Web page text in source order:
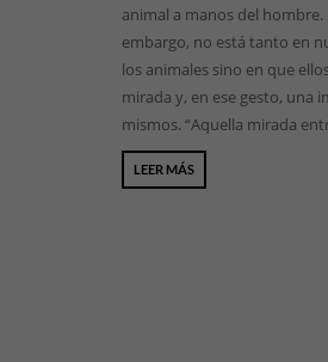
animal a manos del hombre.
embargo, no está tanto en
los animales sino en que
mirada y, en ese gesto, una
mismos. “Aquella mirada
LEER MÁS